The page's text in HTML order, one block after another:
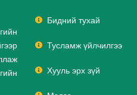
Бидний тухай
Тусламж үйлчилгээ
Хууль эрх зүй